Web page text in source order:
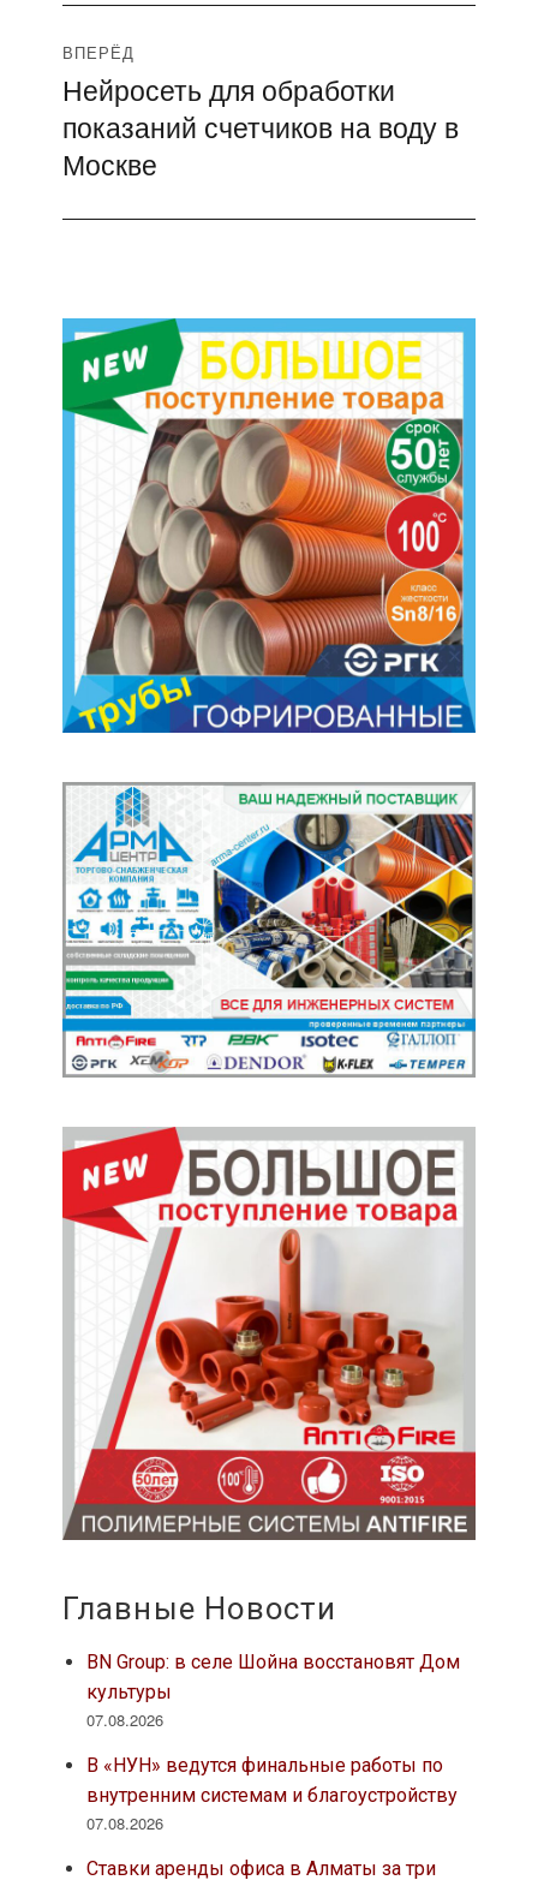
ВПЕРЁД
Следующая
запись:
Нейросеть для обработки
показаний счетчиков на воду в
Москве
Главные Новости
BN Group: в селе Шойна восстановят Дом
культуры
07.08.2026
В «НУН» ведутся финальные работы по
внутренним системам и благоустройству
07.08.2026
Ставки аренды офиса в Алматы за три